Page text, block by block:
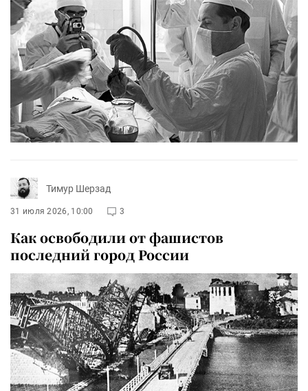
Тимур Шерзад
31 июля 2026, 10:00 3
Как освободили от фашистов
последний город России